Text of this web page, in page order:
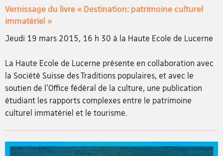
Vernissage du livre « Destination: patrimoine culturel
immatériel »
Jeudi 19 mars 2015, 16 h 30 à la Haute Ecole de Lucerne
La Haute Ecole de Lucerne présente en collaboration avec
la Société Suisse des Traditions populaires, et avec le
soutien de l'Office fédéral de la culture, une publication
étudiant les rapports complexes entre le patrimoine
culturel immatériel et le tourisme.